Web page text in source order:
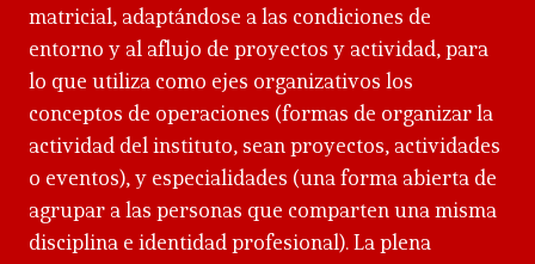
matricial, adaptándose a las condiciones de
entorno y al aflujo de proyectos y actividad, para
lo que utiliza como ejes organizativos los
conceptos de operaciones (formas de organizar la
actividad del instituto, sean proyectos, actividades
o eventos), y especialidades (una forma abierta de
agrupar a las personas que comparten una misma
disciplina e identidad profesional). La plena